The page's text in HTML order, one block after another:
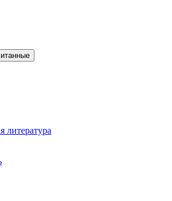
литература